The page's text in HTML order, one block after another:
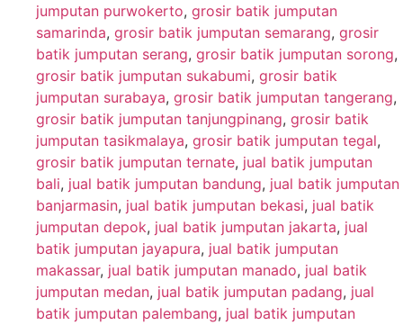
jumputan purwokerto, grosir batik jumputan
samarinda, grosir batik jumputan semarang, grosir
batik jumputan serang, grosir batik jumputan sorong,
grosir batik jumputan sukabumi, grosir batik
jumputan surabaya, grosir batik jumputan tangerang,
grosir batik jumputan tanjungpinang, grosir batik
jumputan tasikmalaya, grosir batik jumputan tegal,
grosir batik jumputan ternate, jual batik jumputan
bali, jual batik jumputan bandung, jual batik jumputan
banjarmasin, jual batik jumputan bekasi, jual batik
jumputan depok, jual batik jumputan jakarta, jual
batik jumputan jayapura, jual batik jumputan
makassar, jual batik jumputan manado, jual batik
jumputan medan, jual batik jumputan padang, jual
batik jumputan palembang, jual batik jumputan